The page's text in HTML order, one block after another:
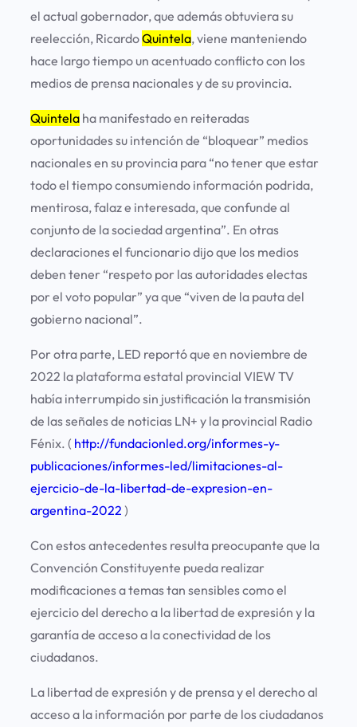
el actual gobernador, que además obtuviera su
reelección, RicardoQuintela, viene manteniendo
hace largo tiempo un acentuado conflicto con los
medios de prensa nacionales y de su provincia.
Quintela ha manifestado en reiteradas
oportunidades su intención de “bloquear” medios
nacionales en su provincia para “no tener que estar
todo el tiempo consumiendo información podrida,
mentirosa, falaz e interesada, que confunde al
conjunto de la sociedad argentina”. En otras
declaraciones el funcionario dijo que los medios
deben tener “respeto por las autoridades electas
por el voto popular” ya que “viven de la pauta del
gobierno nacional”.
Por otra parte, LED reportó que en noviembre de
2022 la plataforma estatal provincial VIEW TV
había interrumpido sin justificación la transmisión
de las señales de noticias LN+ y la provincial Radio
Fénix. ( http://fundacionled.org/informes-y-
publicaciones/informes-led/limitaciones-al-
ejercicio-de-la-libertad-de-expresion-en-
argentina-2022 )
Con estos antecedentes resulta preocupante que la
Convención Constituyente pueda realizar
modificaciones a temas tan sensibles como el
ejercicio del derecho a la libertad de expresión y la
garantía de acceso a la conectividad de los
ciudadanos.
La libertad de expresión y de prensa y el derecho al
acceso a la información por parte de los ciudadanos